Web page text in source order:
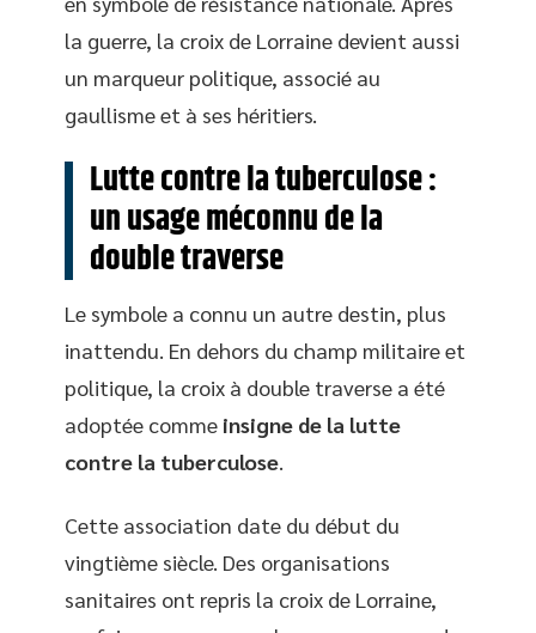
la guerre, la croix de Lorraine devient aussi
un marqueur politique, associé au
gaullisme et à ses héritiers.
Lutte contre la tuberculose :
un usage méconnu de la
double traverse
Le symbole a connu un autre destin, plus
inattendu. En dehors du champ militaire et
politique, la croix à double traverse a été
adoptée comme insigne de la lutte
contre la tuberculose.
Cette association date du début du
vingtième siècle. Des organisations
sanitaires ont repris la croix de Lorraine,